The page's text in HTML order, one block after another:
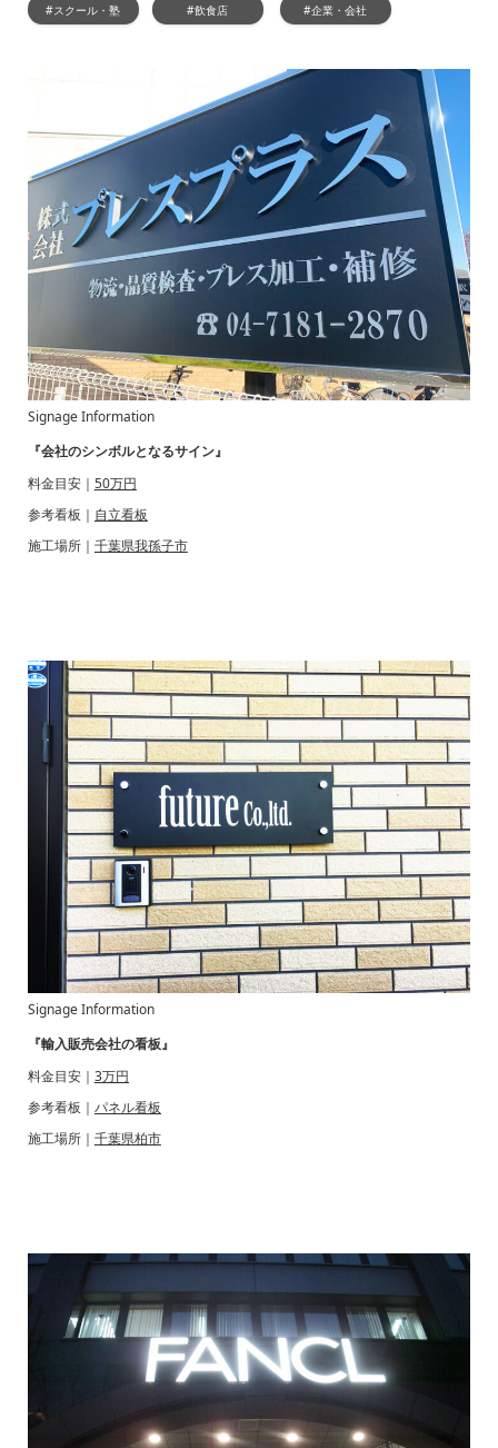
#スクール・塾 #飲食店 #企業・会社
Signage Information
『会社のシンボルとなるサイン』
料金目安｜ 50万円
参考看板｜ 自立看板
施工場所｜ 千葉県我孫子市
Signage Information
『輸入販売会社の看板』
料金目安｜ 3万円
参考看板｜ パネル看板
施工場所｜ 千葉県柏市